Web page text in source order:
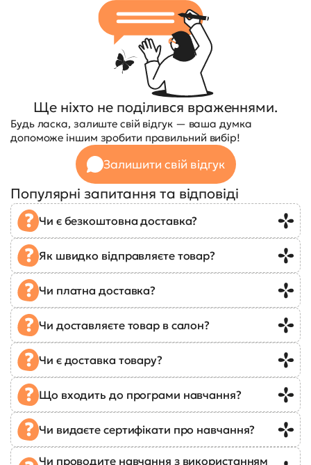
Ще ніхто не поділився враженнями.
Будь ласка, залиште свій відгук — ваша думка
допоможе іншим зробити правильний вибір!
Залишити свій відгук
Популярні запитання та відповіді
Чи є безкоштовна доставка?
Як швидко відправляєте товар?
Чи платна доставка?
Чи доставляєте товар в салон?
Чи є доставка товару?
Що входить до програми навчання?
Чи видаєте сертифікати про навчання?
Чи проводите навчання з використанням